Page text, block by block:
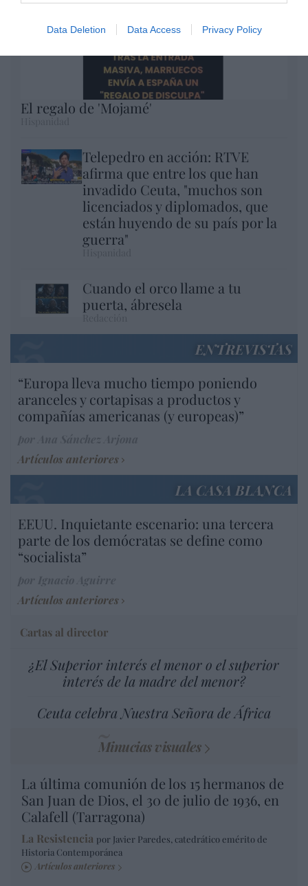
Data Deletion Data Access Privacy Policy
El regalo de 'Mojamé'
Telepedro en acción: RTVE
afirma que entre los que han
invadido Ceuta, "muchos son
licenciados y diplomados, que
están huyendo de su país por la
guerra"
Cuando el orco llame a tu
puerta, ábresela
ENTREVISTAS
“Europa lleva mucho tiempo poniendo
aranceles y cortapisas a productos y
compañías americanas (y europeas)”
Artículos anteriores
LA CASA BLANCA
EEUU. Inquietante escenario: una tercera
parte de los demócratas se define como
“socialista”
Artículos anteriores
Cartas al director
¿El Superior interés el menor o el superior
interés de la madre del menor?
Ceuta celebra Nuestra Señora de África
Minucias visuales
La última comunión de los 15 hermanos de
San Juan de Dios, el 30 de julio de 1936, en
Calafell (Tarragona)
La Resistencia por Javier Paredes, catedrático emérito de
Historia Contemporánea
Artículos anteriores